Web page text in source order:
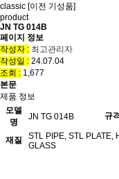
classic [이전 기성품]
product
JN TG 014B
페이지 정보
작성자 : 최고관리자
작성일 : 24.07.04
조회 : 1,677
본문
제품 정보
모델
명
JN TG 014B 규격
재질
STL PIPE, STL PLATE,
GLASS